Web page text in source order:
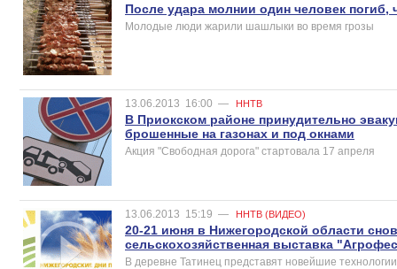
После удара молнии один человек погиб,
Молодые люди жарили шашлыки во время грозы
13.06.2013 16:00 — ННТВ
В Приокском районе принудительно
брошенные на газонах и под окнами
Акция "Свободная дорога" стартовала 17 апреля
13.06.2013 15:19 — ННТВ (ВИДЕО)
20-21 июня в Нижегородской области
сельскохозяйственная выставка
В деревне Татинец представят новейшие